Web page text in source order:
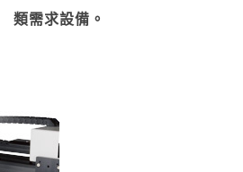
類需求設備。